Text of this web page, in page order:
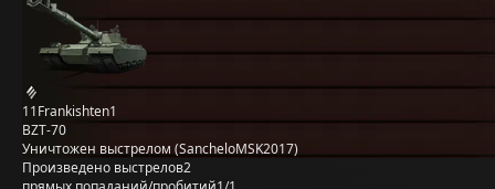
11Frankishten1
BZT-70
Уничтожен выстрелом (SancheloMSK2017)
Произведено выстрелов2